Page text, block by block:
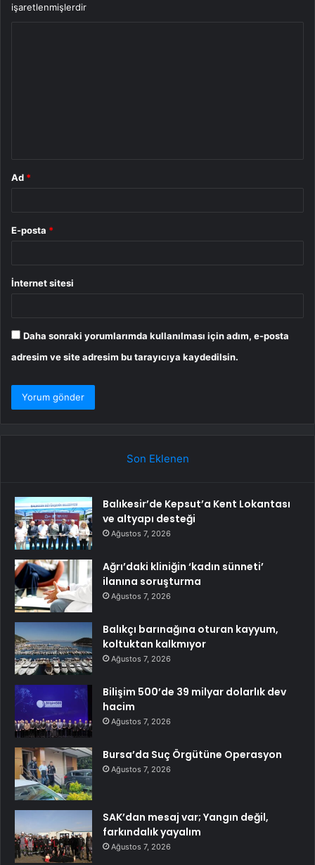
işaretlenmişlerdir
Ad *
E-posta *
İnternet sitesi
Daha sonraki yorumlarımda kullanılması için adım, e-posta
adresim ve site adresim bu tarayıcıya kaydedilsin.
Son Eklenen
Balıkesir’de Kepsut’a Kent Lokantası
ve altyapı desteği
Ağustos 7, 2026
Ağrı’daki kliniğin ‘kadın sünneti’
ilanına soruşturma
Ağustos 7, 2026
Balıkçı barınağına oturan kayyum,
koltuktan kalkmıyor
Ağustos 7, 2026
Bilişim 500’de 39 milyar dolarlık dev
hacim
Ağustos 7, 2026
Bursa’da Suç Örgütüne Operasyon
Ağustos 7, 2026
SAK’dan mesaj var; Yangın değil,
farkındalık yayalım
Ağustos 7, 2026